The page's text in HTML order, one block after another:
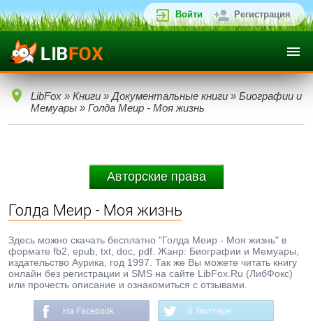
Войти Регистрация
LibFox » Книги » Документальные книги » Биографии и
Мемуары » Голда Меир - Моя жизнь
Авторские права
Голда Меир - Моя жизнь
Здесь можно скачать бесплатно "Голда Меир - Моя жизнь" в
формате fb2, epub, txt, doc, pdf. Жанр: Биографии и Мемуары,
издательство Аурика, год 1997. Так же Вы можете читать книгу
онлайн без регистрации и SMS на сайте LibFox.Ru (ЛибФокс)
или прочесть описание и ознакомиться с отзывами.
На Facebook В Твиттере